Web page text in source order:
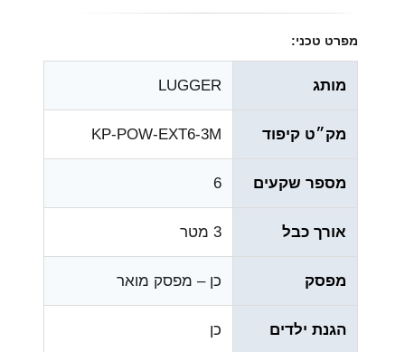
מפרט טכני:
מותג LUGGER
מק״ט קיפוד KP-POW-EXT6-3M
מספר שקעים 6
אורך כבל 3 מטר
מפסק כן – מפסק מואר
הגנת ילדים כן